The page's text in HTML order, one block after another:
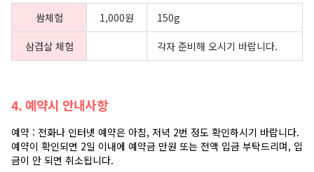
쌈체험 1,000원 150g
삼겹살 체험 각자 준비해 오시기 바랍니다.
4. 예약시 안내사항
예약 : 전화나 인터넷 예약은 아침, 저녁 2번 정도 확인하시기 바랍니다.
예약이 확인되면 2일 이내에 예약금 만원 또는 전액 입금 부탁드리며, 입
금이 안 되면 취소됩니다.